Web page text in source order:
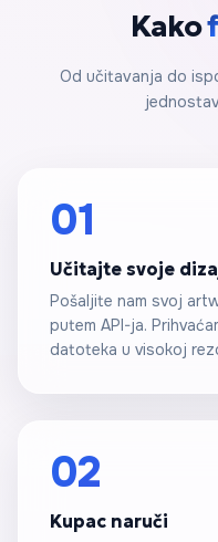
Kako
Od učitavanja do
01
Učitajte svoje
Pošaljite nam svoj
putem API-ja.
datoteka u visokoj
02
Kupac naruči